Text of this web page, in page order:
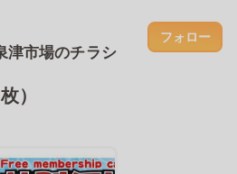
津市場のチラシ
フォロー
）